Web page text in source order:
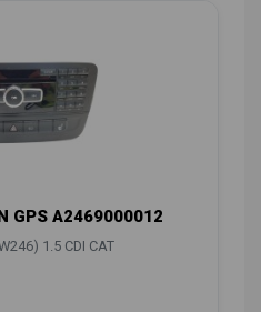
GPS A2469000012
1.5 CDI CAT